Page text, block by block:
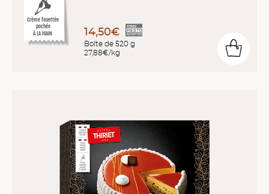
Crème fouettée
pochée
À LA MAIN 14,50€
Boîte de 520 g
27,88€/kg